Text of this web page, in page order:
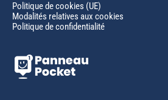
Politique de cookies (UE)
Modalités relatives aux cookies
Politique de confidentialité